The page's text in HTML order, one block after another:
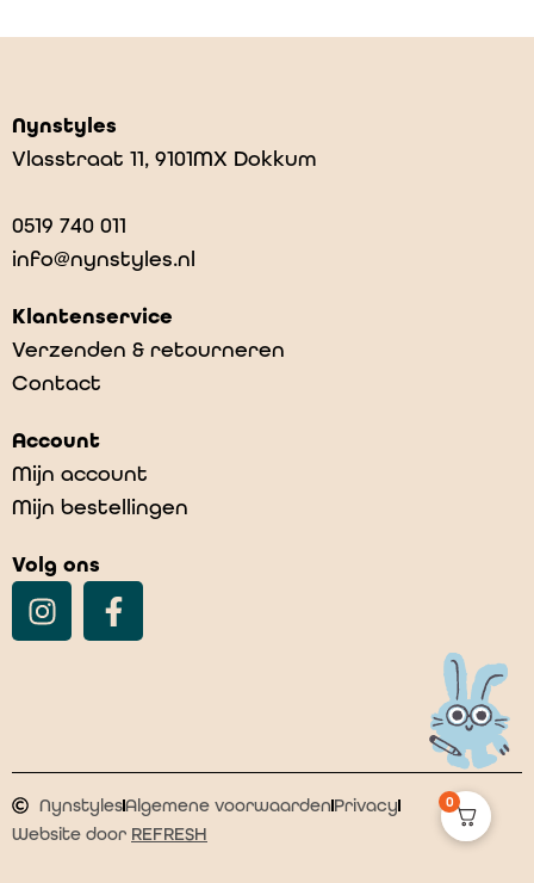
Nynstyles
Vlasstraat 11, 9101MX Dokkum
0519 740 011
info@nynstyles.nl
Klantenservice
Verzenden & retourneren
Contact
Account
Mijn account
Mijn bestellingen
Volg ons
NynstylesAlgemene voorwaardenPrivacy
Website door REFRESH
0